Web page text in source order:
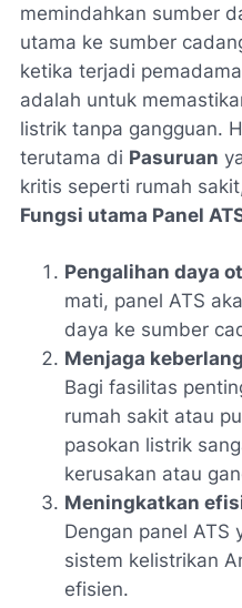
memindahkan sumber
utama ke sumber
ketika terjadi
adalah untuk
listrik tanpa gangguan.
terutama di Pasuruan
kritis seperti rumah
Fungsi utama Panel
Pengalihan daya
mati, panel ATS
daya ke sumber
Menjaga
Bagi fasilitas
rumah sakit atau
pasokan listrik
kerusakan atau
Meningkatkan
Dengan panel ATS
sistem kelistrikan
efisien.